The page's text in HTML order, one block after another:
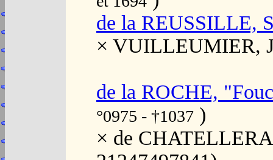
de la REUSSILLE,
× VUILLEUMIER,
de la ROCHE,
°0975 - †1037 )
× de